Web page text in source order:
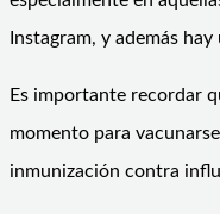
Instagram, y además
Es importante recordar
momento para
inmunización contra